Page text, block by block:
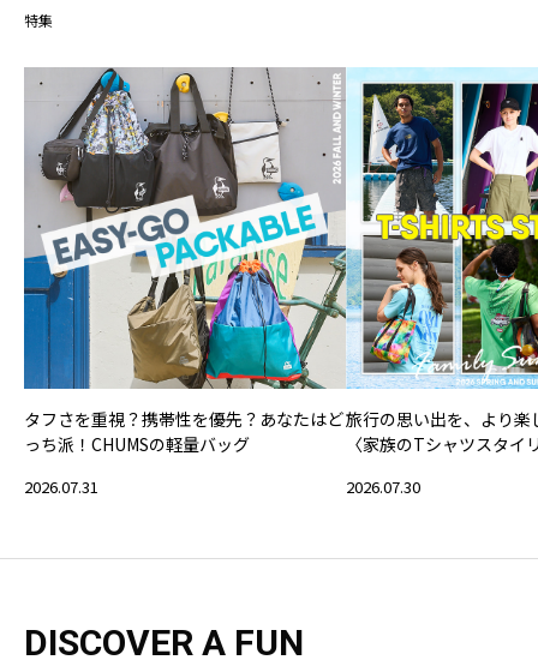
特集
タフさを重視？携帯性を優先？あなたはど
っち派！CHUMSの軽量バッグ
2026.07.31
旅行の思い出を、より楽
〈家族のTシャツスタイ
2026.07.30
DISCOVER A FUN